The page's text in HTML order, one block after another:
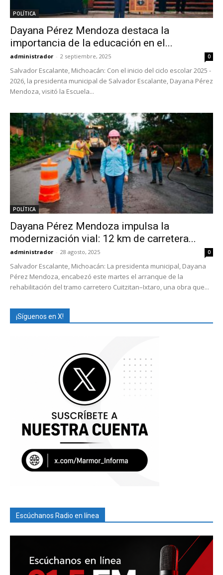
POLÍTICA
Dayana Pérez Mendoza destaca la
importancia de la educación en el...
administrador - 2 septiembre, 2025 0
Salvador Escalante, Michoacán: Con el inicio del ciclo escolar 2025 -
2026, la presidenta municipal de Salvador Escalante, Dayana Pérez
Mendoza, visitó la Escuela...
POLÍTICA
Dayana Pérez Mendoza impulsa la
modernización vial: 12 km de carretera...
administrador - 28 agosto, 2025 0
Salvador Escalante, Michoacán: La presidenta municipal, Dayana
Pérez Mendoza, encabezó este martes el arranque de la
rehabilitación del tramo carretero Cuitzitan–Ixtaro, una obra que...
¡Síguenos en X!
Escúchanos Radio en línea